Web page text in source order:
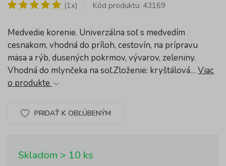
(1x) Kód produktu: 43169
Medvedie korenie. Univerzálna soľ s medvedím
cesnakom, vhodná do príloh, cestovín, na prípravu
mäsa a rýb, dusených pokrmov, vývarov, zeleniny.
Vhodná do mlynčeka na soľ.Zloženie: kryštálová… Viac
o produkte
PRIDAŤ K OBĽÚBENÝM
Skladom > 10 ks